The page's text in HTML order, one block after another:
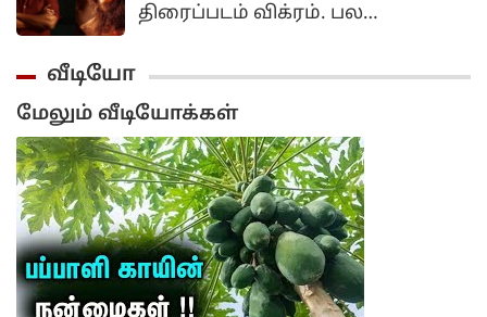
திரைப்படம் விக்ரம். பல
வெளியான விக்ரம் படத்தின்
தொடர்ச்சியாக இந்த படத்தை
லோகேஷ் கனகராஜ்
இயக்கியிருந்தார்.
வீடியோ
மேலும் வீடியோக்கள்